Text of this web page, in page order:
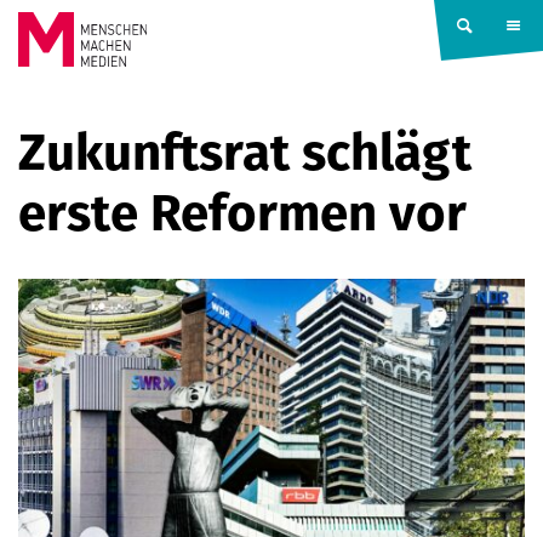
Springe zum Inhalt
MACHEN
MEDIEN
Zukunftsrat schlägt
erste Reformen vor